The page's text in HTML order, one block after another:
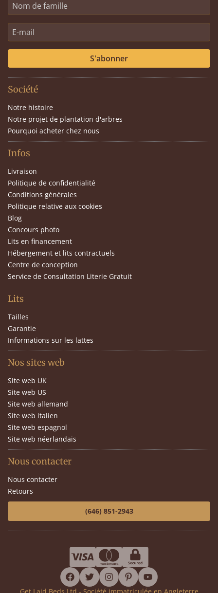
S'abonner
Société
Notre histoire
Notre projet de plantation d'arbres
Pourquoi acheter chez nous
Infos
Livraison
Politique de confidentialité
Conditions générales
Politique relative aux cookies
Blog
Concours photo
Lits en financement
Hébergement et lits contractuels
Centre de conception
Service de Consultation Literie Gratuit
Lits
Tailles
Garantie
Informations sur les lattes
Nos sites web
Site web UK
Site web US
Site web allemand
Site web italien
Site web espagnol
Site web néerlandais
Nous contacter
Nous contacter
Retours
(646) 851-2943
facebook
twitterinstagram
pinterestyoutube